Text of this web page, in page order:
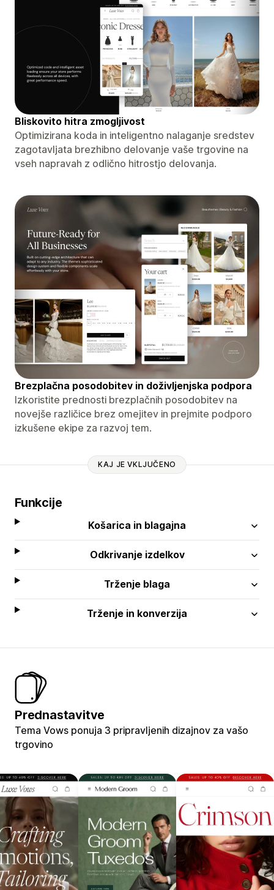
Bliskovito hitra zmogljivost
Optimizirana koda in inteligentno nalaganje sredstev
zagotavljata brezhibno delovanje vaše trgovine na
vseh napravah z odlično hitrostjo delovanja.
Brezplačna posodobitev in doživljenjska podpora
Izkoristite prednosti brezplačnih posodobitev na
novejše različice brez omejitev in prejmite podporo
izkušene ekipe za razvoj tem.
KAJ JE VKLJUČENO
Funkcije
Košarica in blagajna
Odkrivanje izdelkov
Trženje blaga
Trženje in konverzija
Prednastavitve
Tema Vows ponuja 3 pripravljenih dizajnov za vašo
trgovino